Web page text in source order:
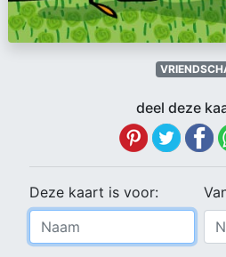
deel deze
Deze kaart is voor: